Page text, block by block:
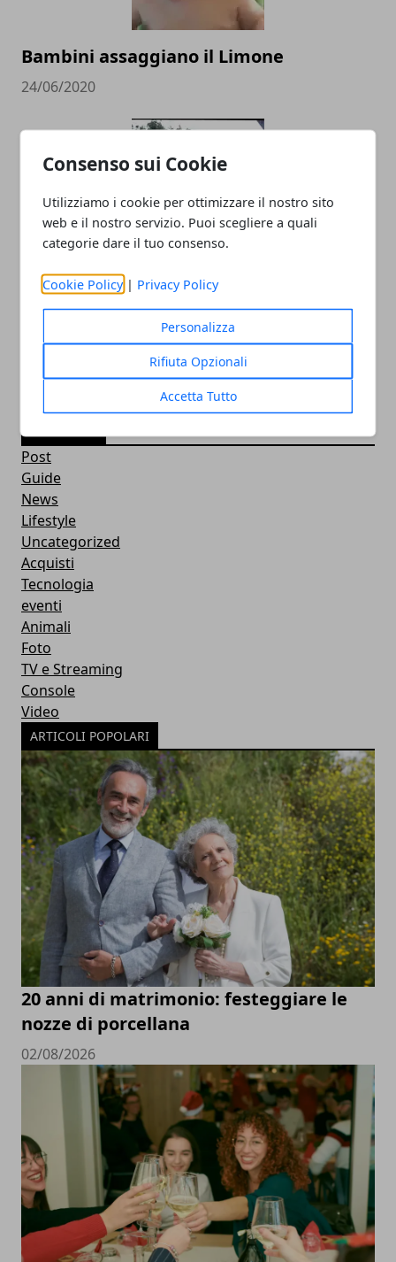
Consenso sui Cookie
Utilizziamo i cookie per ottimizzare il nostro sito
web e il nostro servizio. Puoi scegliere a quali
categorie dare il tuo consenso.
Cookie Policy | Privacy Policy
Personalizza
Rifiuta Opzionali
Accetta Tutto
Bambini assaggiano il Limone
24/06/2020
Saluti dagli Orsi
24/06/2020
Post
Guide
News
Lifestyle
Uncategorized
Acquisti
Tecnologia
eventi
Animali
Foto
TV e Streaming
Console
Video
ARTICOLI POPOLARI
20 anni di matrimonio: festeggiare le
nozze di porcellana
02/08/2026